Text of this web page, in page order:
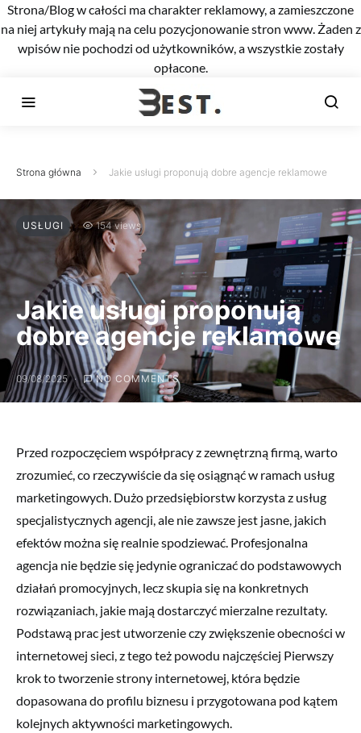
Strona/Blog w całości ma charakter reklamowy, a zamieszczone
na niej artykuły mają na celu pozycjonowanie stron www. Żaden z
wpisów nie pochodzi od użytkowników, a wszystkie zostały
opłacone.
Strona główna Jakie usługi proponują dobre agencje reklamowe
USŁUGI 154 views
Jakie usługi proponują
dobre agencje reklamowe
09/08/2025 NO COMMENTS
Przed rozpoczęciem współpracy z zewnętrzną firmą, warto
zrozumieć, co rzeczywiście da się osiągnąć w ramach usług
marketingowych. Dużo przedsiębiorstw korzysta z usług
specjalistycznych agencji, ale nie zawsze jest jasne, jakich
efektów można się realnie spodziewać. Profesjonalna
agencja nie będzie się jedynie ograniczać do podstawowych
działań promocyjnych, lecz skupia się na konkretnych
rozwiązaniach, jakie mają dostarczyć mierzalne rezultaty.
Podstawą prac jest utworzenie czy zwiększenie obecności w
internetowej sieci, z tego też powodu najczęściej Pierwszy
krok to tworzenie strony internetowej, która będzie
dopasowana do profilu biznesu i przygotowana pod kątem
kolejnych aktywności marketingowych.